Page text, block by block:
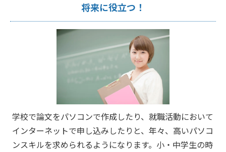
将来に役立つ！
学校で論文をパソコンで作成したり、就職活動において
インターネットで申し込みしたりと、年々、高いパソコ
ンスキルを求められるようになります。小・中学生の時